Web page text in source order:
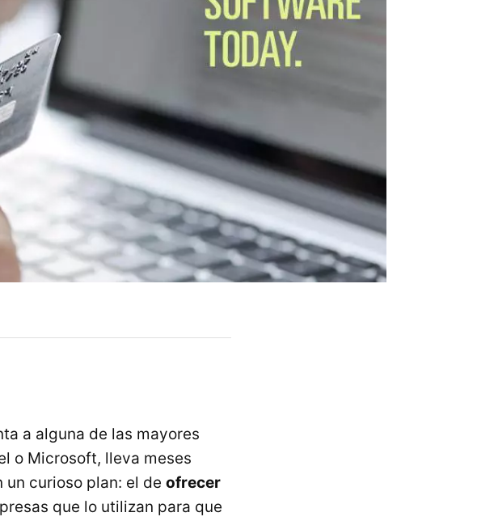
a alguna de las mayores
o Microsoft, lleva meses
curioso plan: el de ofrecer
que lo utilizan para que